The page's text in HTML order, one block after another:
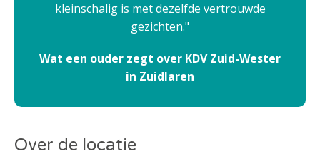
kleinschalig is met dezelfde vertrouwde
gezichten.
Wat een ouder zegt over KDV Zuid-Wester
in Zuidlaren
Over de locatie